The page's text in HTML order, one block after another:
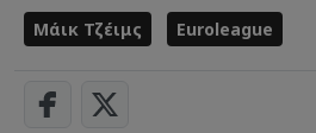
Μάικ Τζέιμς Euroleague